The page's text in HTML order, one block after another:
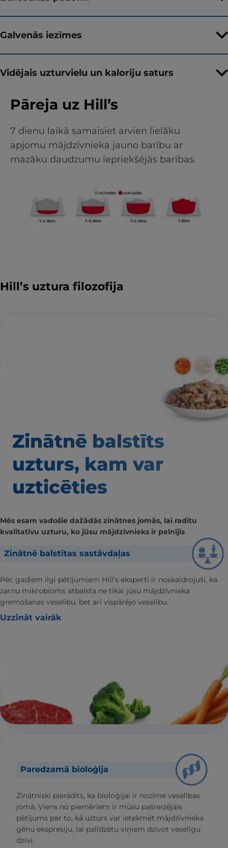
Galvenās iezīmes
Vidējais uzturvielu un kaloriju saturs
Pāreja uz Hill’s
7 dienu laikā samaisiet arvien lielāku
apjomu mājdzīvnieka jauno barību ar
mazāku daudzumu iepriekšējās barības.
Hill’s uztura filozofija
Zinātnē balstīts
uzturs, kam var
uzticēties
Mēs esam vadošie dažādās zinātnes jomās, lai radītu
kvalitatīvu uzturu, ko jūsu mājdzīvnieks ir pelnījis
Zinātnē balstītas sastāvdaļas
Pēc gadiem ilgi pētījumiem Hill’s eksperti ir noskaidrojuši, ka
zarnu mikrobioms atbalsta ne tikai jūsu mājdzīvnieka
gremošanas veselību, bet arī vispārējo veselību.
Uzzināt vairāk
Paredzamā bioloģija
Zinātniski pierādīts, ka bioloģijai ir nozīme veselības
jomā. Viens no piemēriem ir mūsu pašreizējais
pētījums par to, kā uzturs var ietekmēt mājdzīvnieka
gēnu ekspresiju, lai palīdzētu viņiem dzīvot veselīgu
dzīvi.